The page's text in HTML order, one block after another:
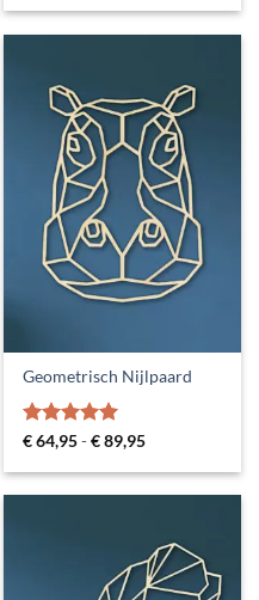
tot
Geometrisch Nijlpaard
Gewaardeerd
€64,95-€89,95Prijsklasse:
tot